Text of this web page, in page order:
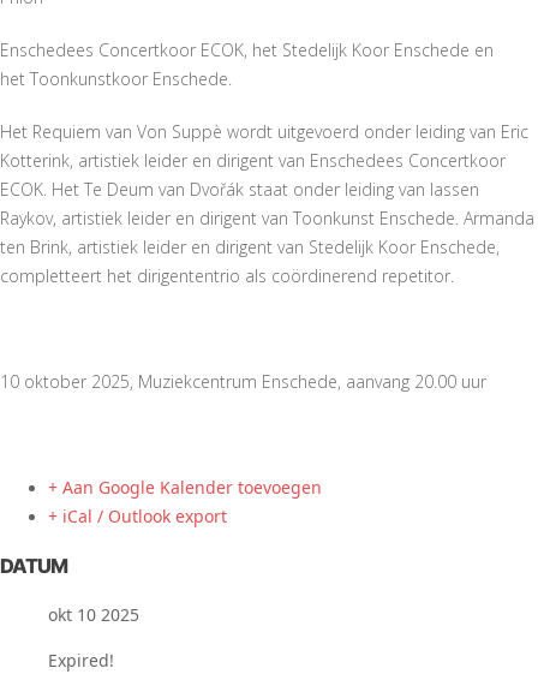
Enschedees Concertkoor ECOK, het Stedelijk Koor Enschede en
het Toonkunstkoor Enschede.
Het Requiem van Von Suppè wordt uitgevoerd onder leiding van Eric
Kotterink, artistiek leider en dirigent van Enschedees Concertkoor
ECOK. Het Te Deum van Dvořák staat onder leiding van Iassen
Raykov, artistiek leider en dirigent van Toonkunst Enschede. Armanda
ten Brink, artistiek leider en dirigent van Stedelijk Koor Enschede,
completteert het dirigententrio als coördinerend repetitor.
10 oktober 2025, Muziekcentrum Enschede, aanvang 20.00 uur
+ Aan Google Kalender toevoegen
+ iCal / Outlook export
DATUM
okt 10 2025
Expired!